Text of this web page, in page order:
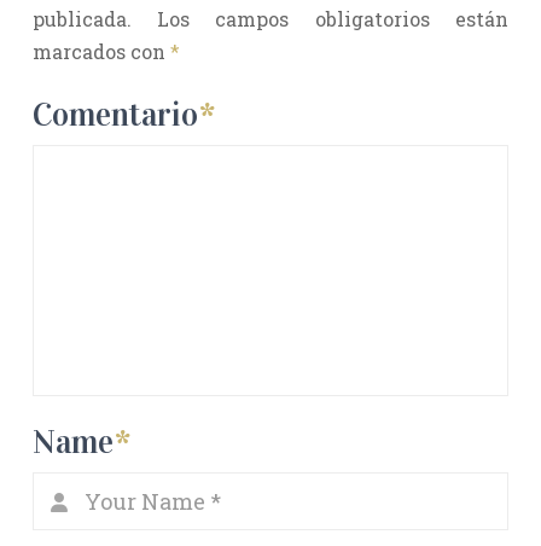
publicada.
Los campos obligatorios están
marcados con *
Comentario*
Name*